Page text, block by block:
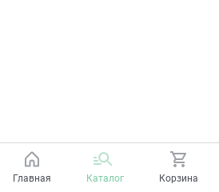
Главная Каталог Корзина